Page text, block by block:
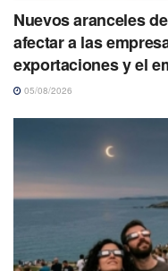
Nuevos aranceles
afectar a las
exportaciones y el
05/08/2026